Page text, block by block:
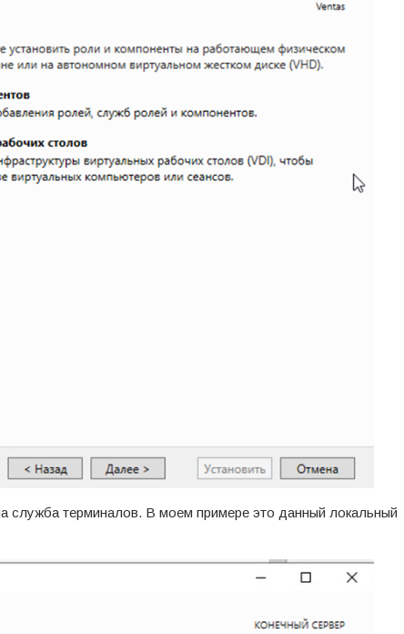
служба терминалов. В моем примере это данный локальный